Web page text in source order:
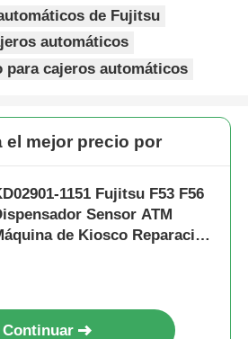
de Fujitsu
automáticos
para cajeros automáticos
el mejor precio por
1151 Fujitsu F53 F56
Sensor ATM
de Kiosco Reparación
Continuar